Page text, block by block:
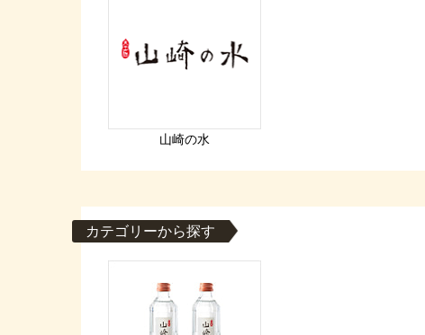
山崎の水
カテゴリーから探す